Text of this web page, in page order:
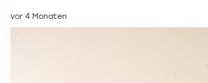
vor 4 Monaten